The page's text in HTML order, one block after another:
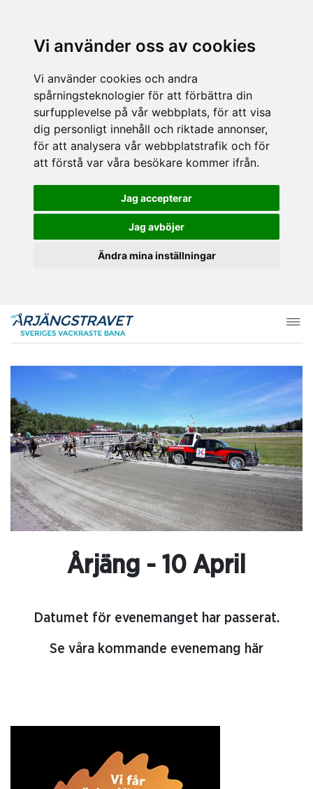
Vi använder oss av cookies
Vi använder cookies och andra
spårningsteknologier för att förbättra din
surfupplevelse på vår webbplats, för att visa
dig personligt innehåll och riktade annonser,
för att analysera vår webbplatstrafik och för
att förstå var våra besökare kommer ifrån.
Jag accepterar
Jag avböjer
Ändra mina inställningar
Årjäng - 10 April
Datumet för evenemanget har passerat.
Se våra kommande evenemang här